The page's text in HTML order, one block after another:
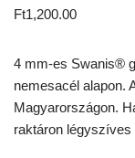
Ft1,200.00
4 mm-es Swanis®
nemesacél alapon.
Magyarországon.
raktáron